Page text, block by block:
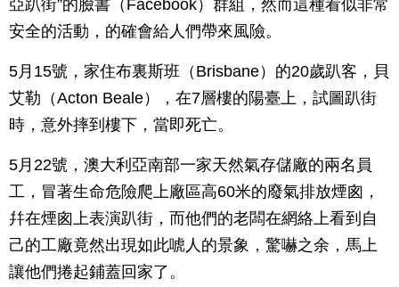
亞趴街”的臉書（Facebook）群組，然而這種看似非常
安全的活動，的確會給人們帶來風險。
5月15號，家住布裏斯班（Brisbane）的20歲趴客，貝
艾勒（Acton Beale），在7層樓的陽臺上，試圖趴街
時，意外摔到樓下，當即死亡。
5月22號，澳大利亞南部一家天然氣存儲廠的兩名員
工，冒著生命危險爬上廠區高60米的廢氣排放煙囪，
幷在煙囪上表演趴街，而他們的老闆在網絡上看到自
己的工廠竟然出現如此唬人的景象，驚嚇之余，馬上
讓他們捲起鋪蓋回家了。